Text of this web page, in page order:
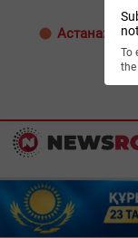
To
Астана: 24°C